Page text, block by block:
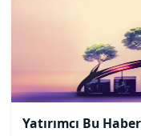
Yatırımcı Bu